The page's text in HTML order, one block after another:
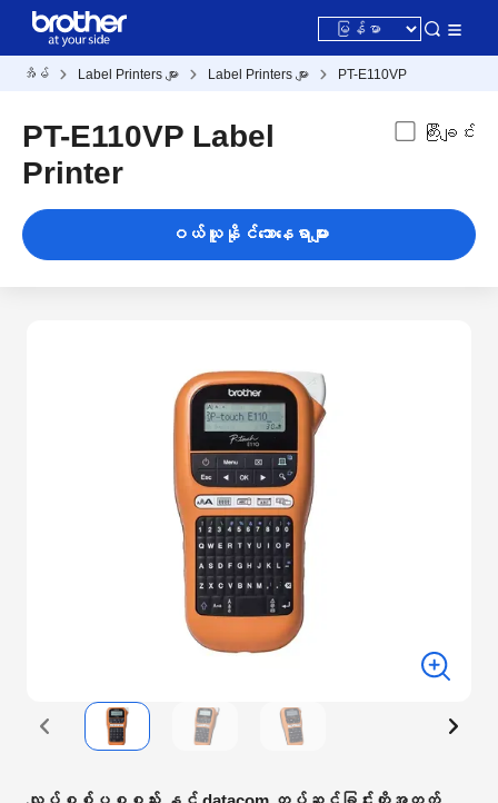
အိမ် Label Printers များ Label Printers များ PT-E110VP
PT-E110VP Label
Printer
ကြီးချင်း
ဝယ်ယူနိုင်သောနေရာများ